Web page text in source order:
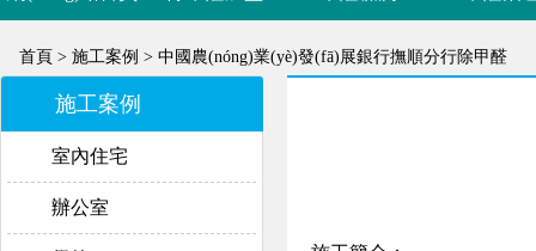
首頁 > 施工案例 > 中國農(nóng)業(yè)發(fā)展銀行撫順分行除甲醛
施工案例
室內住宅
辦公室